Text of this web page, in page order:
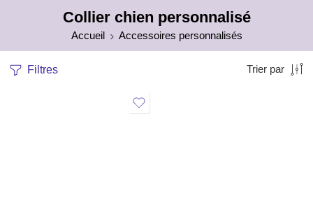
Collier chien personnalisé
Accueil Accessoires personnalisés
Filtres Trier par